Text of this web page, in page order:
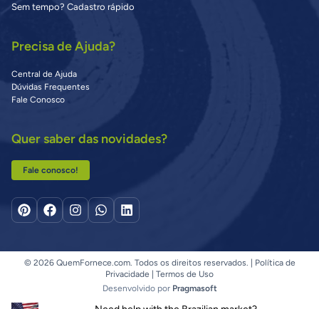
Sem tempo? Cadastro rápido
Precisa de Ajuda?
Central de Ajuda
Dúvidas Frequentes
Fale Conosco
Quer saber das novidades?
Fale conosco!
© 2026 QuemFornece.com. Todos os direitos reservados. |
Política de
Privacidade
Termos de Uso
Desenvolvido por Pragmasoft